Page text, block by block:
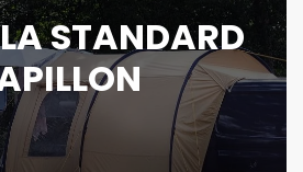
STANDARD